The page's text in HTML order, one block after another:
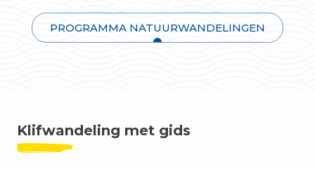
PROGRAMMA NATUURWANDELINGEN
Klifwandeling met gids